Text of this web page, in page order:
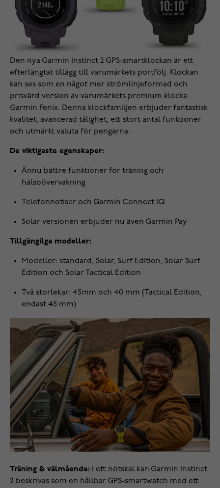
Den nya Garmin Instinct 2 GPS-smartklockan är ett
efterlängtat tillägg till varumärkets portfölj. Klockan
kan ses som en något mer strömlinjeformad och
prisvärd version av varumärkets premium klocka
Garmin Fenix. Denna klockfamiljen erbjuder fantastisk
kvalitet, avancerad tålighet, ett stort antal funktioner
och utmärkt valuta för pengarna.
De viktigaste egenskaper:
Ännu bättre funktioner för träning och
hälsoövervakning
Telefonnotiser och Garmin Connect IQ
Solar versionen erbjuder nu även Garmin Pay
Tillgängilga modeller:
Modeller: standard, Solar, Surf Edition, Solar Surf
Edition och Solar Tactical Edition
Två storlekar: 45mm och 40 mm (Tactical Edition,
endast 45 mm)
Träning & välmående: I ett nötskal kan Garmin Instinct
2 beskrivas som en hållbar GPS-smartwatch med ett